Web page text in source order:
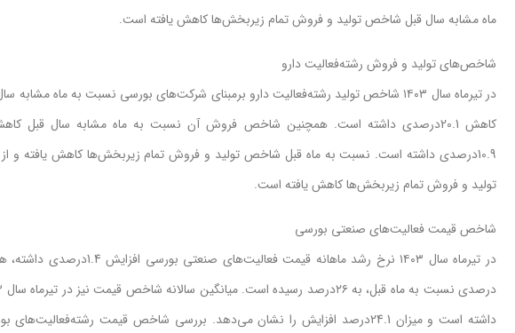
ماه مشابه‌‌‌ سال قبل‌‌‌ شاخص‌‌‌ تولید و فروش تمام زیربخش‌‌‌ها کاهش‌‌‌ یافته‌‌‌ است.
شاخص‌‌‌های‌‌‌ تولید و فروش رشته‌‌‌فعالیت‌‌‌ دارو
10.9درصدی‌‌‌ داشته‌‌‌ است‌‌‌. نسبت‌‌‌ به‌‌‌ ماه قبل‌‌‌ شاخص‌‌‌ تولید و فروش تمام زیربخش‌‌‌ها کاهش‌‌‌ یافته‌‌‌
تولید و فروش تمام زیربخش‌‌‌ها کاهش‌‌‌ یافته‌‌‌ است‌‌‌.
شاخص‌‌‌ قیمت‌‌‌ فعالیت‌‌‌های‌‌‌ صنعتی‌‌‌ بورسی‌‌‌